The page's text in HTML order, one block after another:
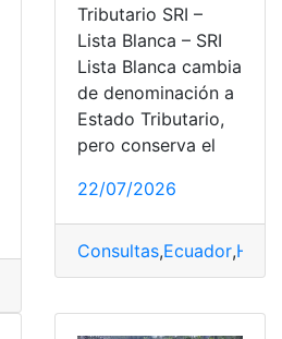
,Nueva,SRI,Tributario
Tributario SRI –
Lista Blanca – SRI
Lista Blanca cambia
de denominación a
Estado Tributario,
pero conserva el
22/07/2026
Consultas,Ecuador,